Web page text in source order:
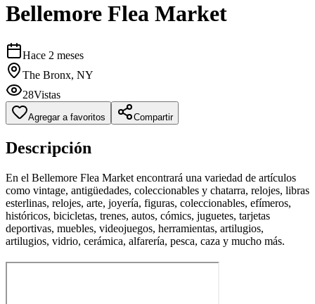
Bellemore Flea Market
Hace 2 meses
The Bronx, NY
28Vistas
Agregar a favoritos Compartir
Descripción
En el Bellemore Flea Market encontrará una variedad de artículos
como vintage, antigüedades, coleccionables y chatarra, relojes, libras
esterlinas, relojes, arte, joyería, figuras, coleccionables, efímeros,
históricos, bicicletas, trenes, autos, cómics, juguetes, tarjetas
deportivas, muebles, videojuegos, herramientas, artilugios,
artilugios, vidrio, cerámica, alfarería, pesca, caza y mucho más.